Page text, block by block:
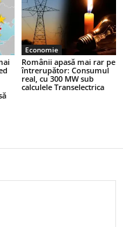
Economie
Românii apasă mai rar pe
întrerupător: Consumul
real, cu 300 MW sub
calculele Transelectrica